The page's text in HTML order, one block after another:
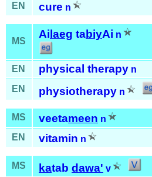
EN
cure n
MS
Ai laeg tabiyAi n
EN physical therapy n
EN
physiotherapy n
MS veetameen n
EN vitamin n
MS katab dawa' v